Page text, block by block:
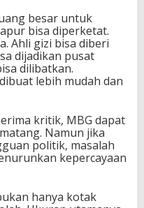
besar untuk
bisa diperketat.
Ahli gizi bisa diberi
dijadikan pusat
dilibatkan.
lebih mudah dan
kritik, MBG dapat
Namun jika
politik, masalah
kepercayaan
hanya kotak